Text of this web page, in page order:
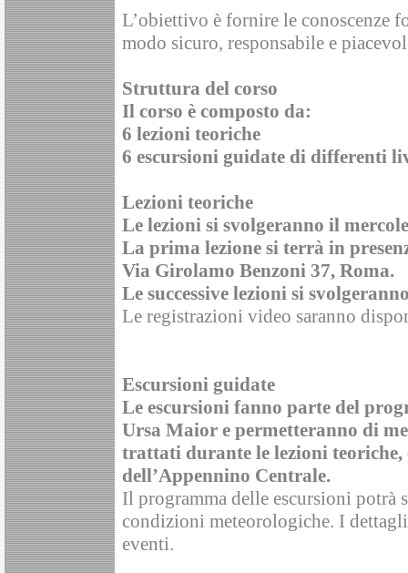
L’obiettivo è fornire le conoscenze
modo sicuro, responsabile e
Struttura del corso
Il corso è composto da:
6 lezioni teoriche
6 escursioni guidate di differenti
Lezioni teoriche
Le lezioni si svolgeranno il
La prima lezione si terrà in
Via Girolamo Benzoni 37, Roma.
Le successive lezioni si
Le registrazioni video saranno
Escursioni guidate
Le escursioni fanno parte del
Ursa Maior e permetteranno di
trattati durante le lezioni teoriche,
dell’Appennino Centrale.
Il programma delle escursioni potrà
condizioni meteorologiche. I
eventi.